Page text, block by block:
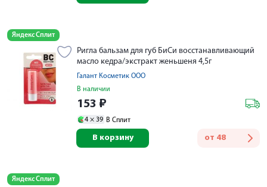
Яндекс Сплит
Ригла бальзам для губ БиСи восстанавливающий
масло кедра/экстракт женьшеня 4,5г
Галант Косметик ООО
В наличии
153 ₽
4 × 39 В Сплит
от 48
В корзину
Яндекс Сплит